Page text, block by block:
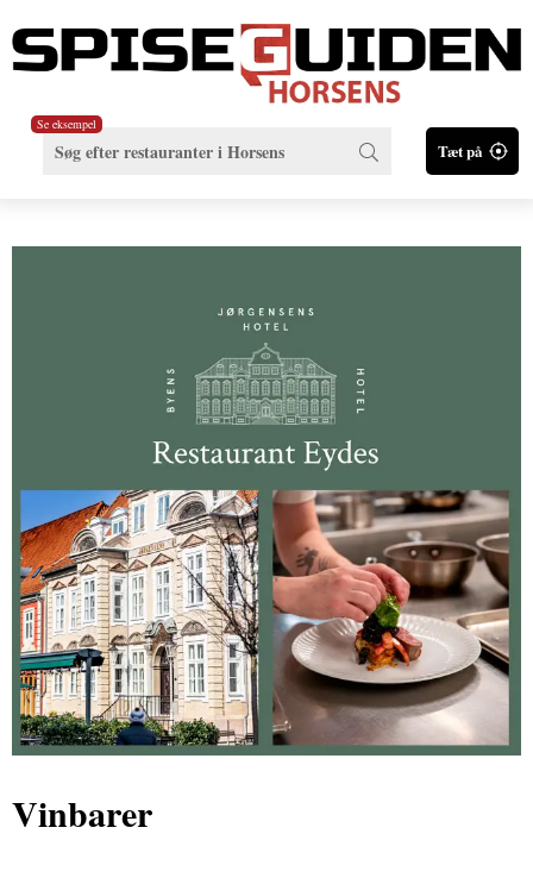
Se eksempel
Tæt på
Vinbarer